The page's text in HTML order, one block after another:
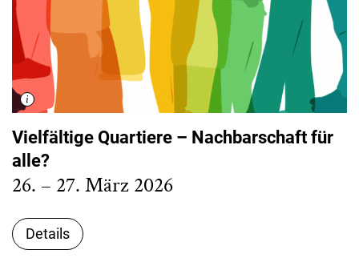
Vielfältige Quartiere – Nachbarschaft für
alle?
26. – 27. März 2026
Details